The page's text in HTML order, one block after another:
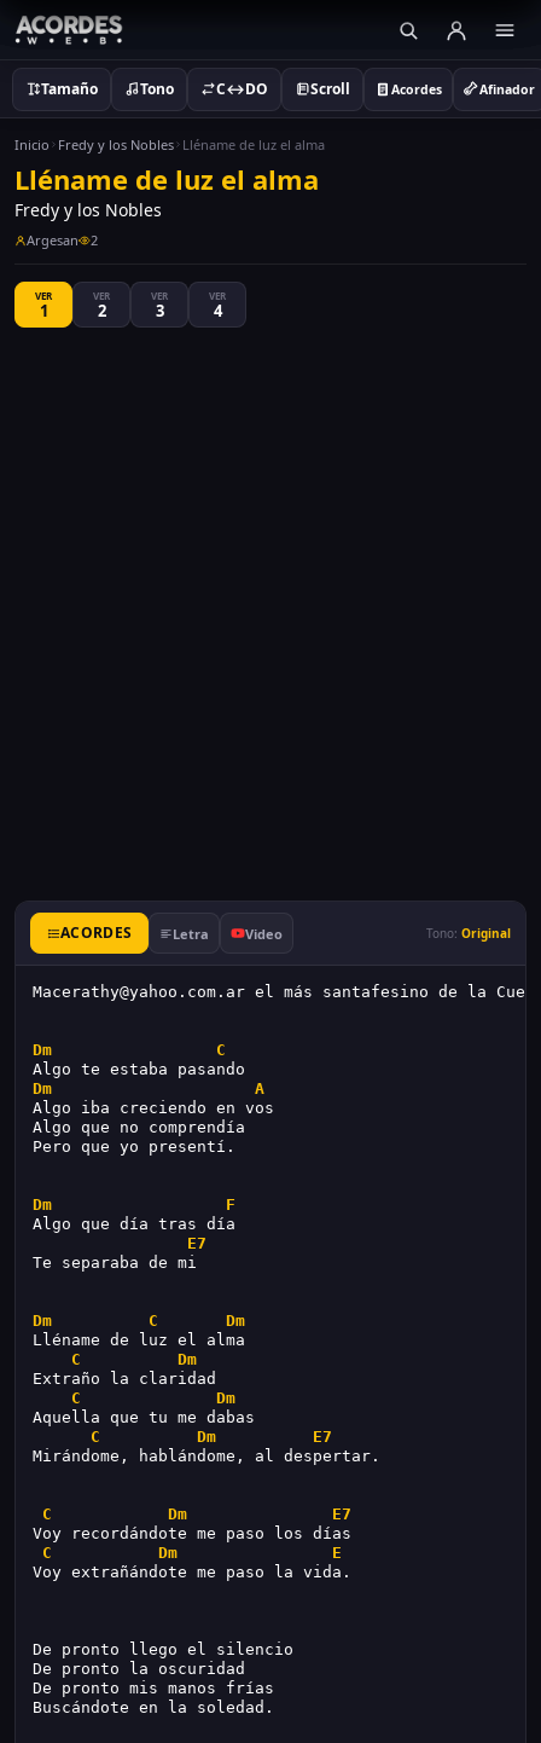
Tamaño Tono C↔DO Scroll Acordes Afinador
Inicio Fredy y los Nobles Lléname de luz el alma
Lléname de luz el alma
Fredy y los Nobles
Argesan 2
VER
1
VER
2
VER
3
VER
4
ACORDES Letra Video Tono: Original
Macerathy@yahoo.com.ar el más santafesino de la
Dm
C
Algo te estaba pasando
Dm
A
Algo iba creciendo en vos
Algo que no comprendía
Pero que yo presentí.
Dm
F
Algo que día tras día
E7
Te separaba de mi
Dm C
Dm
Lléname de luz el alma
C
Dm
Extraño la claridad
C
Dm
Aquella que tu me dabas
C
Dm
E7
Mirándome, hablándome, al despertar.
C Dm
E7
Voy recordándote me paso los días
C
Dm
E
Voy extrañándote me paso la vida.
De pronto llego el silencio
De pronto la oscuridad
De pronto mis manos frías
Buscándote en la soledad.